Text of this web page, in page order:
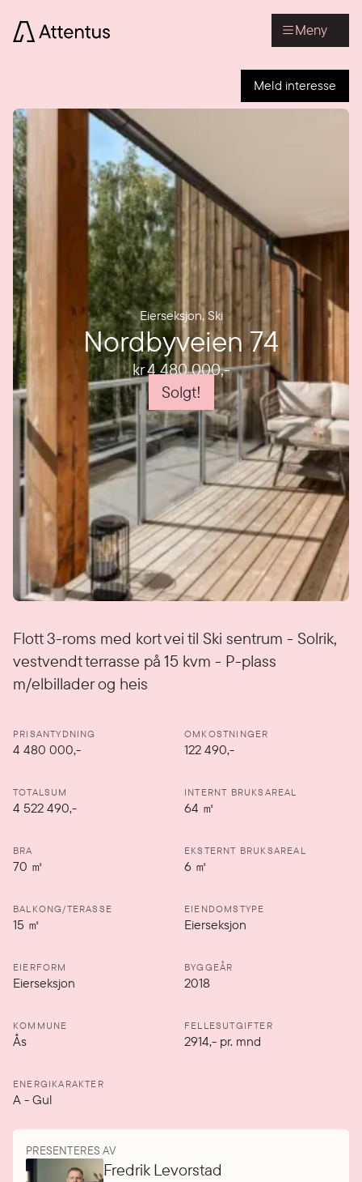
Meny
Meld interesse
Eierseksjon,Ski
Nordbyveien 74
kr 4 480 000,-
Solgt!
Flott 3-roms med kort vei til Ski sentrum - Solrik,
vestvendt terrasse på 15 kvm - P-plass
m/elbillader og heis
Detaljer
PRISANTYDNING
4 480 000,-
OMKOSTNINGER
122 490,-
TOTALSUM
4 522 490,-
INTERNT BRUKSAREAL
64 ㎡
BRA
70 ㎡
EKSTERNT BRUKSAREAL
6 ㎡
BALKONG/TERASSE
15 ㎡
EIENDOMSTYPE
Eierseksjon
EIERFORM
Eierseksjon
BYGGEÅR
2018
KOMMUNE
Ås
FELLESUTGIFTER
2914,- pr. mnd
ENERGIKARAKTER
A-Gul
PRESENTERES AV
Fredrik Levorstad